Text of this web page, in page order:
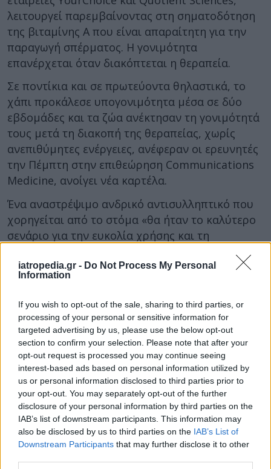
iatropedia.gr - Do Not Process My Personal
Information
If you wish to opt-out of the sale, sharing to third parties, or
processing of your personal or sensitive information for
targeted advertising by us, please use the below opt-out
section to confirm your selection. Please note that after your
opt-out request is processed you may continue seeing
interest-based ads based on personal information utilized by
us or personal information disclosed to third parties prior to
your opt-out. You may separately opt-out of the further
disclosure of your personal information by third parties on the
IAB’s list of downstream participants. This information may
also be disclosed by us to third parties on the IAB’s List of
Downstream Participants that may further disclose it to other
λειτουργεί παρεμβαίνοντας στη σηματοδότηση
της βιταμίνης Α που είναι απαραίτητη για την
παραγωγή σπέρματος. Η γονιμότητα
επανέρχεται όταν διακόπτεται η θεραπεία.
Σε ποντίκια και σε πρωτεύοντα θηλαστικά, το
χάπι προκάλεσε υπογονιμότητα μέσα σε δύο
εβδομάδες και τα ζώα ανέκτησαν τη γονιμότητά
τους μετά τη διακοπή της θεραπείας, χωρίς
ανεπιθύμητες ενέργειες, ανέφεραν οι ερευνητές
την Πέμπτη στην επιθεώρηση Communications
Medicine, ανοίγει νέα καρτέλα.
Ένα αναστρέψιμο ανδρικό αντισυλληπτικό που
χορηγείται από το στόμα «θα ήταν το καλύτερο
σενάριο για την ευκολία χρήσης και τη
Φωτογραφία:
Παγκόσμια Ημέρα Ύπνου: Το 1/3 των ενηλίκων
έχουν κάποια διαταραχή – Που μπορεί να
οδηγήσει η έλλειψη
Ζαλάδα: Οι πιθανές αιτίες και τα θρεπτικά
συστατικά που βοηθούν στην πρόληψή της
Αποξηραμένα φρούτα: Τα πολλαπλά οφέλη,
αλλά και οι πιθανοί κίνδυνοι για την υγεία